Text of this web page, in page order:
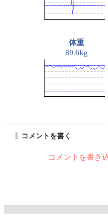
体重
89.6kg
コメントを書く
コメントを書き